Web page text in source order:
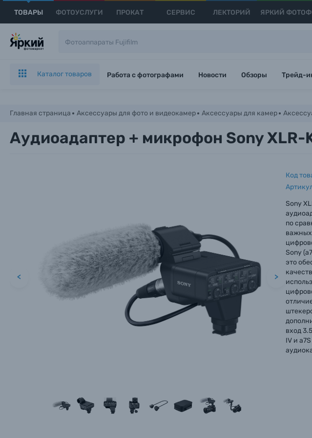
ТОВАРЫ ФОТОУСЛУГИ ПРОКАТ СЕРВИС ЛЕКТОРИЙ ЯРКИЙ
Пленочные фотоаппараты
Каталог товаров Работа с фотографами Новости Обзоры Трейд-
Главная страница Аксессуары для фото и видеокамер Аксессуары для камер
Аудиоадаптер + микрофон Sony XLR-
< >
Код
Sony
по
Sony
это
вход
IV и